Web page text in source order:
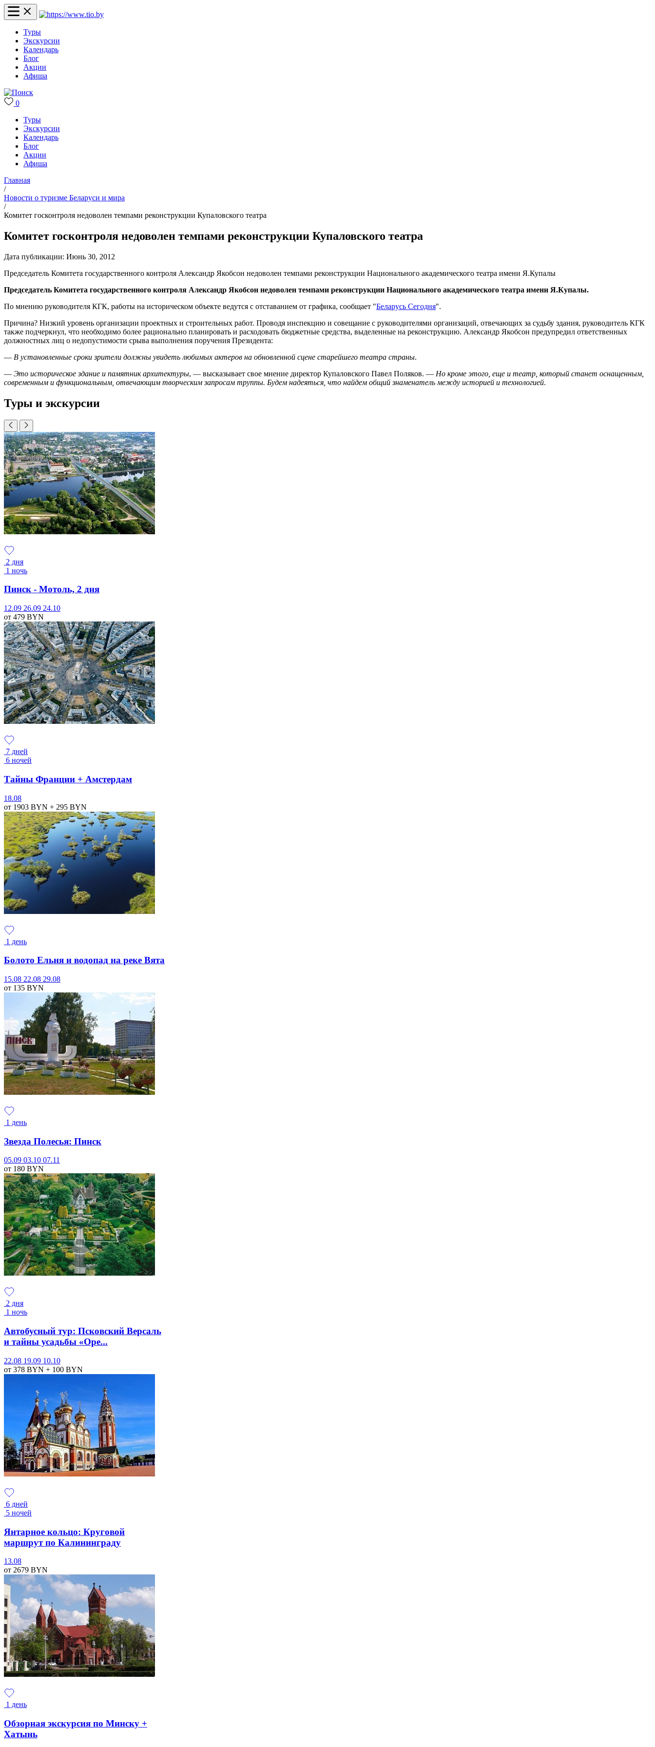
Туры
Экскурсии
Календарь
Блог
Акции
Афиша
0
Туры
Экскурсии
Календарь
Блог
Акции
Афиша
Главная
/
Новости о туризме Беларуси и мира
/
Комитет госконтроля недоволен темпами реконструкции Купаловского театра
Комитет госконтроля недоволен темпами реконструкции Купаловского театра
Дата публикации: Июнь 30, 2012
Председатель Комитета государственного контроля Александр Якобсон недоволен темпами реконструкции Национального академического театра имени Я.Купалы
Председатель Комитета государственного контроля Александр Якобсон недоволен темпами реконструкции Национального академического театра имени Я.Купалы.
По мнению руководителя КГК, работы на историческом объекте ведутся с отставанием от графика, сообщает "Беларусь Сегодня".
Причина? Низкий уровень организации проектных и строительных работ. Проводя инспекцию и совещание с руководителями организаций, отвечающих за судьбу здания, руководитель КГК
также подчеркнул, что необходимо более рационально планировать и расходовать бюджетные средства, выделенные на реконструкцию. Александр Якобсон предупредил ответственных
должностных лиц о недопустимости срыва выполнения поручения Президента:
— В установленные сроки зрители должны увидеть любимых актеров на обновленной сцене старейшего театра страны.
— Это историческое здание и памятник архитектуры, — высказывает свое мнение директор Купаловского Павел Поляков. — Но кроме этого, еще и театр, который станет оснащенным,
современным и функциональным, отвечающим творческим запросам труппы. Будем надеяться, что найдем общий знаменатель между историей и технологией.
Туры и экскурсии
2 дня
1 ночь
Пинск - Мотоль, 2 дня
12.09 26.09 24.10
от 479 BYN
7 дней
6 ночей
Тайны Франции + Амстердам
18.08
от 1903 BYN + 295 BYN
1 день
Болото Ельня и водопад на реке Вята
15.08 22.08 29.08
от 135 BYN
1 день
Звезда Полесья: Пинск
05.09 03.10 07.11
от 180 BYN
2 дня
1 ночь
Автобусный тур: Псковский Версаль
и тайны усадьбы «Оре...
22.08 19.09 10.10
от 378 BYN + 100 BYN
6 дней
5 ночей
Янтарное кольцо: Круговой
маршрут по Калининграду
13.08
от 2679 BYN
1 день
Обзорная экскурсия по Минску +
Хатынь